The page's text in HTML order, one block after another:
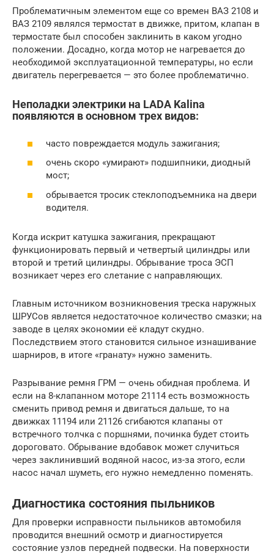
Проблематичным элементом еще со времен ВАЗ 2108 и
ВАЗ 2109 являлся термостат в движке, притом, клапан в
термостате был способен заклинить в каком угодно
положении. Досадно, когда мотор не нагревается до
необходимой эксплуатационной температуры, но если
двигатель перегревается — это более проблематично.
Неполадки электрики на LADA Kalina
появляются в основном трех видов:
часто повреждается модуль зажигания;
очень скоро «умирают» подшипники, диодный
мост;
обрывается тросик стеклоподъемника на двери
водителя.
Когда искрит катушка зажигания, прекращают
функционировать первый и четвертый цилиндры или
второй и третий цилиндры. Обрывание троса ЭСП
возникает через его слетание с направляющих.
Главным источником возникновения треска наружных
ШРУСов является недостаточное количество смазки; на
заводе в целях экономии её кладут скудно.
Последствием этого становится сильное изнашивание
шарниров, в итоге «гранату» нужно заменить.
Разрывание ремня ГРМ — очень обидная проблема. И
если на 8-клапанном моторе 21114 есть возможность
сменить привод ремня и двигаться дальше, то на
движках 11194 или 21126 сгибаются клапаны от
встречного толчка с поршнями, починка будет стоить
дороговато. Обрывание вдобавок может случиться
через заклинивший водяной насос, из-за этого, если
насос начал шуметь, его нужно немедленно поменять.
Диагностика состояния пыльников
Для проверки исправности пыльников автомобиля
проводится внешний осмотр и диагностируется
состояние узлов передней подвески. На поверхности